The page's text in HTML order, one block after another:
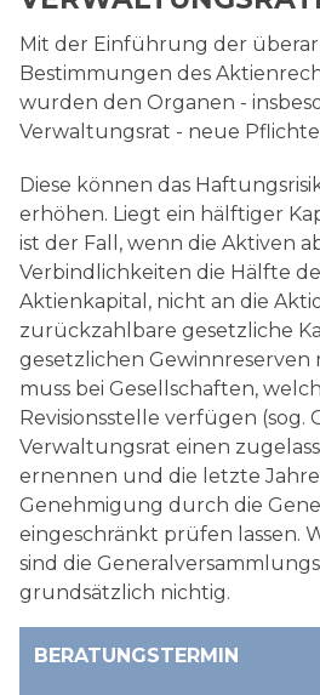
Mit der Einführung der
Bestimmungen des
wurden den Organen -
Verwaltungsrat - neue
Diese können das
erhöhen. Liegt ein hälftiger
ist der Fall, wenn die Aktiven
Verbindlichkeiten die Hälfte
Aktienkapital, nicht an die
zurückzahlbare gesetzliche
gesetzlichen Gewinnreserven
muss bei Gesellschaften,
Revisionsstelle verfügen (sog.
Verwaltungsrat einen
ernennen und die letzte
Genehmigung durch die
eingeschränkt prüfen lassen.
sind die
grundsätzlich nichtig.
BERATUNGSTERMIN